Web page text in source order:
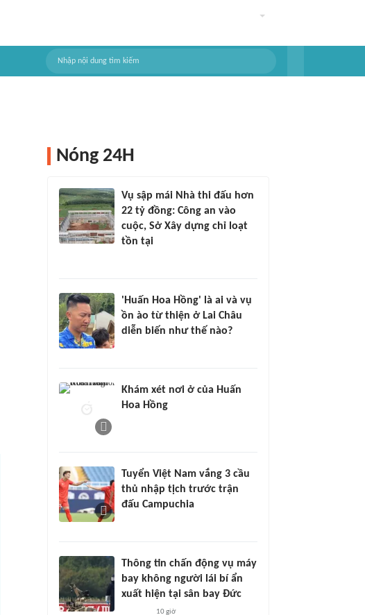
Nóng 24H
Vụ sập mái Nhà thi đấu hơn
22 tỷ đồng: Công an vào
cuộc, Sở Xây dựng chỉ loạt
tồn tại
'Huấn Hoa Hồng' là ai và vụ
ồn ào từ thiện ở Lai Châu
diễn biến như thế nào?
Khám xét nơi ở của Huấn
Hoa Hồng
Tuyển Việt Nam vắng 3 cầu
thủ nhập tịch trước trận
đấu Campuchia
Thông tin chấn động vụ máy
bay không người lái bí ẩn
xuất hiện tại sân bay Đức
10 giờ